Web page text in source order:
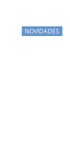
NOVIDADES